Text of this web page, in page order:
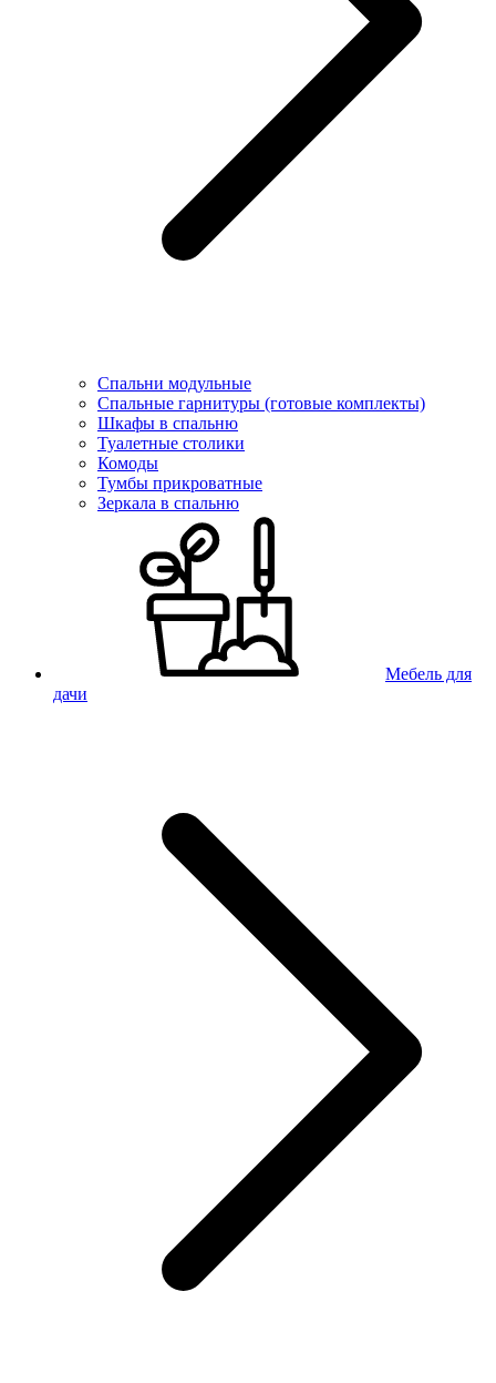
Спальни модульные
Спальные гарнитуры (готовые комплекты)
Шкафы в спальню
Туалетные столики
Комоды
Тумбы прикроватные
Зеркала в спальню
Мебель для
дачи